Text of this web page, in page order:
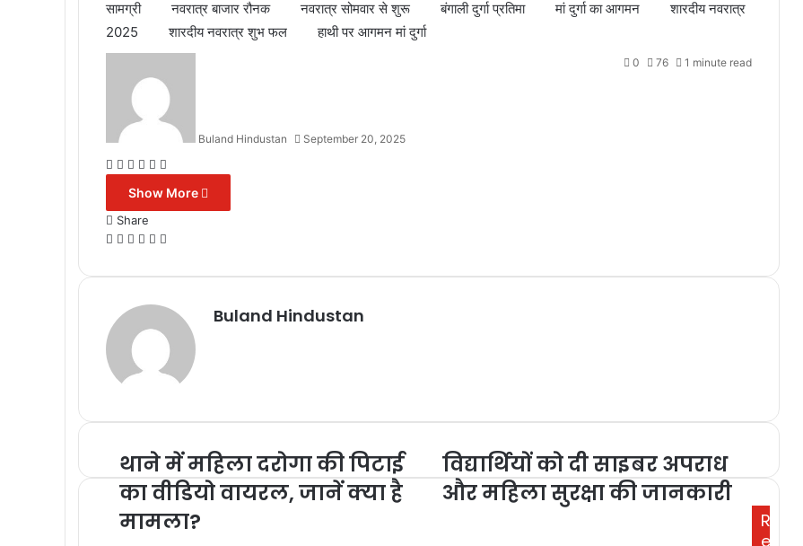
सामग्री
नवरात्र बाजार रौनक नवरात्र सोमवार से शुरू बंगाली दुर्गा प्रतिमा मां दुर्गा का आगमन
शारदीय नवरात्र
2025
शारदीय नवरात्र शुभ फल हाथी पर आगमन मां दुर्गा
Buland Hindustan September 20, 2025
0 76 1 minute read
Facebook
X Messenger
Messenger
WhatsApp
Show More
Share
Facebook
X Messenger
Messenger
WhatsApp
Buland Hindustan
थाने में महिला दरोगा की पिटाई
का वीडियो वायरल, जानें क्या है
मामला?
विद्यार्थियों को दी साइबर अपराध
और महिला सुरक्षा की जानकारी
R
e